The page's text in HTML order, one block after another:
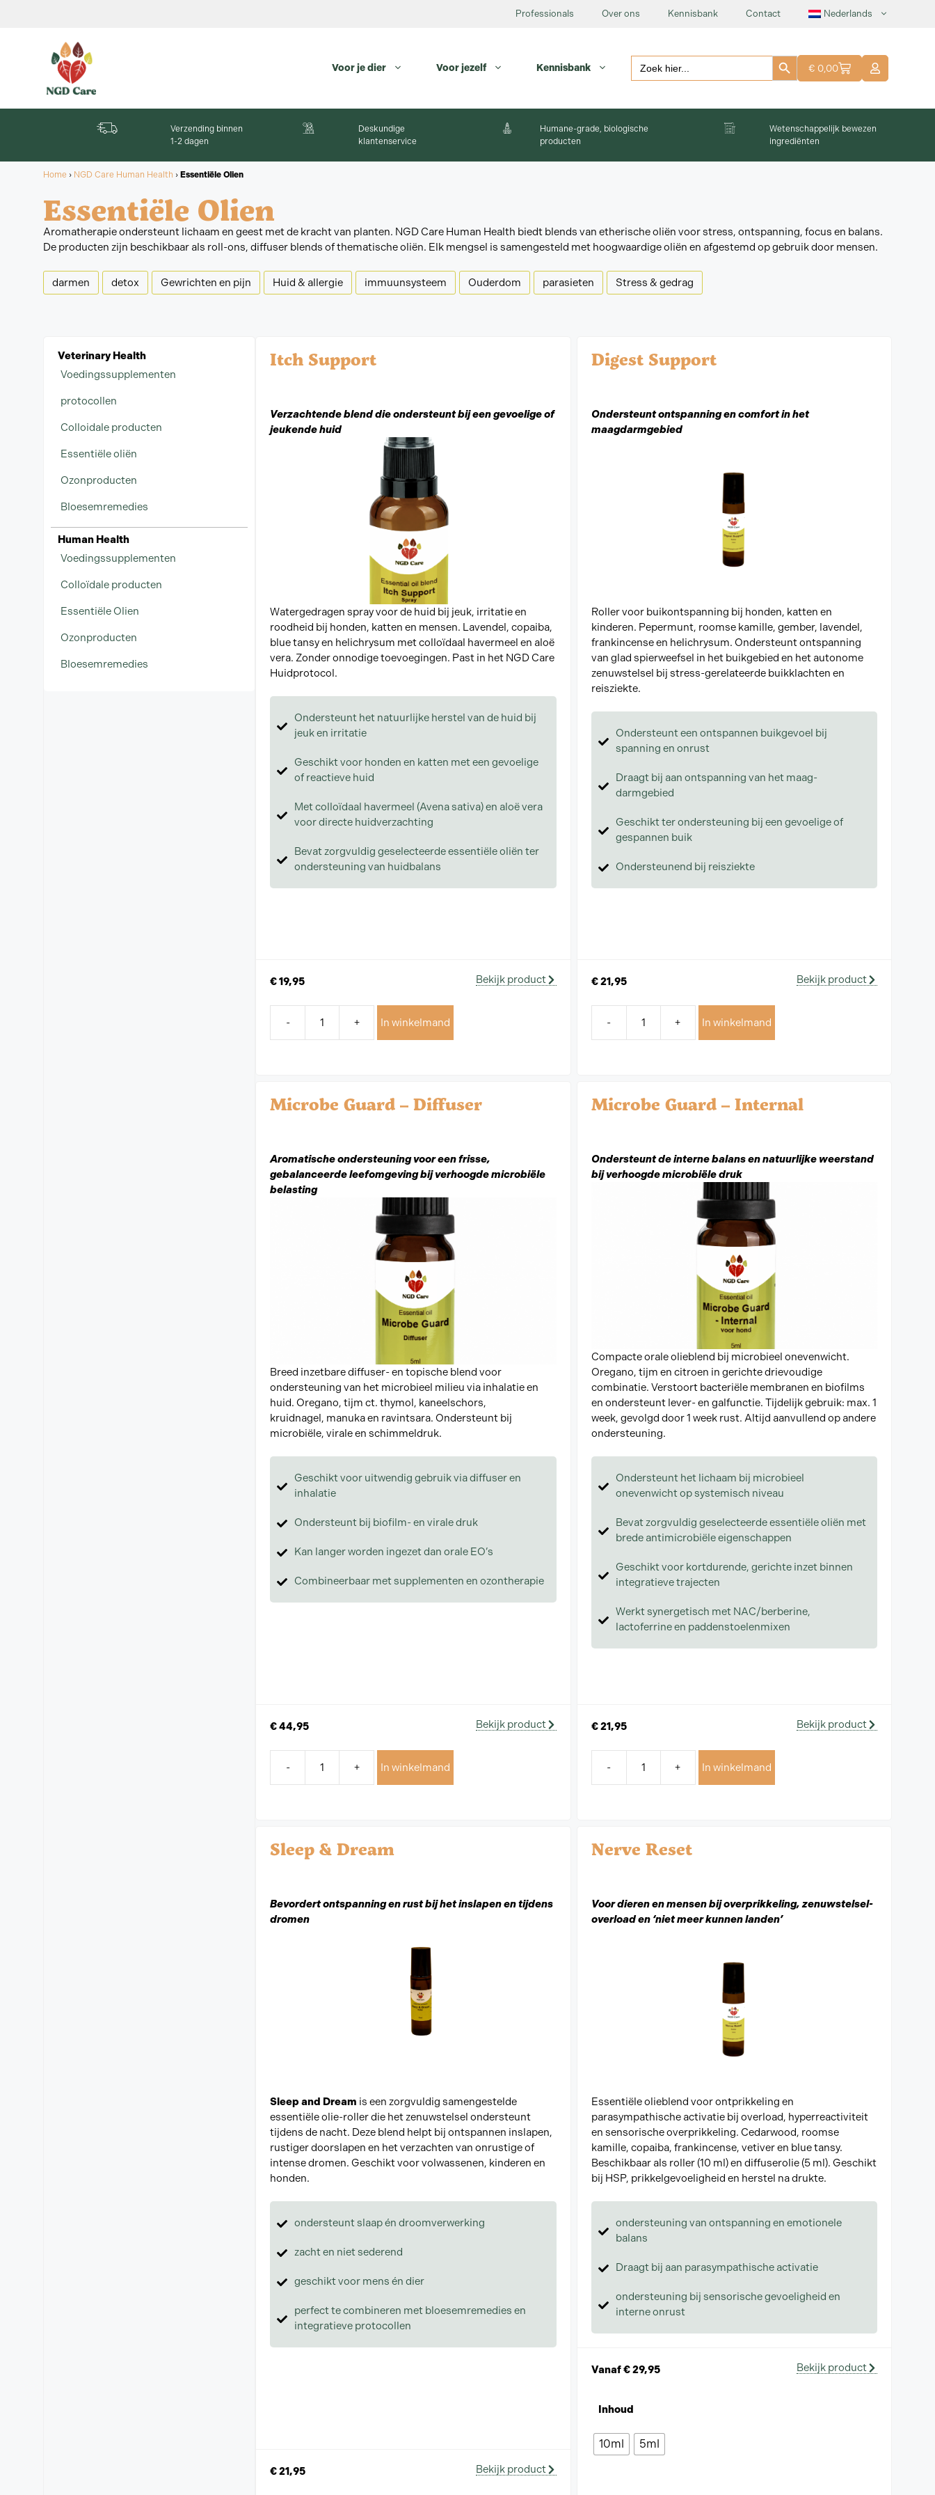
Professionals Over ons Kennisbank Contact Nederlands
Voor je dier Voor jezelf Kennisbank
Zoeken: Zoekknop
€ 0,00
Verzending binnen
1-2 dagen
Deskundige
klantenservice
Humane-grade, biologische
producten
Wetenschappelijk bewezen
ingrediënten
Home › NGD Care Human Health › Essentiële Olien
Essentiële Olien
Aromatherapie ondersteunt lichaam en geest met de kracht van planten. NGD Care Human Health biedt blends van etherische oliën voor stress, ontspanning, focus en balans.
De producten zijn beschikbaar als roll-ons, diffuser blends of thematische oliën. Elk mengsel is samengesteld met hoogwaardige oliën en afgestemd op gebruik door mensen.
darmen detox Gewrichten en pijn Huid & allergie immuunsysteem Ouderdom parasieten Stress & gedrag
Veterinary Health
Voedingssupplementen
protocollen
Colloidale producten
Essentiële oliën
Ozonproducten
Bloesemremedies
Human Health
Voedingssupplementen
Colloïdale producten
Essentiële Olien
Ozonproducten
Bloesemremedies
Itch Support
Verzachtende blend die ondersteunt bij een gevoelige of
jeukende huid
Watergedragen spray voor de huid bij jeuk, irritatie en
roodheid bij honden, katten en mensen. Lavendel, copaiba,
blue tansy en helichrysum met colloïdaal havermeel en aloë
vera. Zonder onnodige toevoegingen. Past in het NGD Care
Huidprotocol.
Ondersteunt het natuurlijke herstel van de huid bij
jeuk en irritatie
Geschikt voor honden en katten met een gevoelige
of reactieve huid
Met colloïdaal havermeel (Avena sativa) en aloë vera
voor directe huidverzachting
Bevat zorgvuldig geselecteerde essentiële oliën ter
ondersteuning van huidbalans
€19,95 Bekijk product
- + In winkelmand
Digest Support
Ondersteunt ontspanning en comfort in het
maagdarmgebied
Roller voor buikontspanning bij honden, katten en
kinderen. Pepermunt, roomse kamille, gember, lavendel,
frankincense en helichrysum. Ondersteunt ontspanning
van glad spierweefsel in het buikgebied en het autonome
zenuwstelsel bij stress-gerelateerde buikklachten en
reisziekte.
Ondersteunt een ontspannen buikgevoel bij
spanning en onrust
Draagt bij aan ontspanning van het maag-
darmgebied
Geschikt ter ondersteuning bij een gevoelige of
gespannen buik
Ondersteunend bij reisziekte
€21,95 Bekijk product
- + In winkelmand
Microbe Guard – Diffuser
Aromatische ondersteuning voor een frisse,
gebalanceerde leefomgeving bij verhoogde microbiële
belasting
Breed inzetbare diffuser- en topische blend voor
ondersteuning van het microbieel milieu via inhalatie en
huid. Oregano, tijm ct. thymol, kaneelschors,
kruidnagel, manuka en ravintsara. Ondersteunt bij
microbiële, virale en schimmeldruk.
Geschikt voor uitwendig gebruik via diffuser en
inhalatie
Ondersteunt bij biofilm- en virale druk
Kan langer worden ingezet dan orale EO’s
Combineerbaar met supplementen en ozontherapie
€44,95 Bekijk product
- + In winkelmand
Microbe Guard – Internal
Ondersteunt de interne balans en natuurlijke weerstand
bij verhoogde microbiële druk
Compacte orale olieblend bij microbieel onevenwicht.
Oregano, tijm en citroen in gerichte drievoudige
combinatie. Verstoort bacteriële membranen en biofilms
en ondersteunt lever- en galfunctie. Tijdelijk gebruik: max. 1
week, gevolgd door 1 week rust. Altijd aanvullend op andere
ondersteuning.
Ondersteunt het lichaam bij microbieel
onevenwicht op systemisch niveau
Bevat zorgvuldig geselecteerde essentiële oliën met
brede antimicrobiële eigenschappen
Geschikt voor kortdurende, gerichte inzet binnen
integratieve trajecten
Werkt synergetisch met NAC/berberine,
lactoferrine en paddenstoelenmixen
€21,95 Bekijk product
- + In winkelmand
Sleep & Dream
Bevordert ontspanning en rust bij het inslapen en tijdens
dromen
Sleep and Dream is een zorgvuldig samengestelde
essentiële olie-roller die het zenuwstelsel ondersteunt
tijdens de nacht. Deze blend helpt bij ontspannen inslapen,
rustiger doorslapen en het verzachten van onrustige of
intense dromen. Geschikt voor volwassenen, kinderen en
honden.
ondersteunt slaap én droomverwerking
zacht en niet sederend
geschikt voor mens én dier
perfect te combineren met bloesemremedies en
integratieve protocollen
€21,95 Bekijk product
Nerve Reset
Voor dieren en mensen bij overprikkeling, zenuwstelsel-
overload en ‘niet meer kunnen landen’
Essentiële olieblend voor ontprikkeling en
parasympathische activatie bij overload, hyperreactiviteit
en sensorische overprikkeling. Cedarwood, roomse
kamille, copaiba, frankincense, vetiver en blue tansy.
Beschikbaar als roller (10 ml) en diffuserolie (5 ml). Geschikt
bij HSP, prikkelgevoeligheid en herstel na drukte.
ondersteuning van ontspanning en emotionele
balans
Draagt bij aan parasympathische activatie
ondersteuning bij sensorische gevoeligheid en
interne onrust
Vanaf€29,95 Bekijk product
Inhoud
10ml 5ml